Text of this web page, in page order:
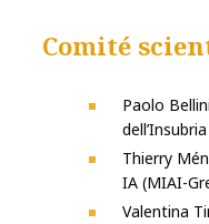
Comité
Paolo
Thierry
IA (MIAI-
Valentina